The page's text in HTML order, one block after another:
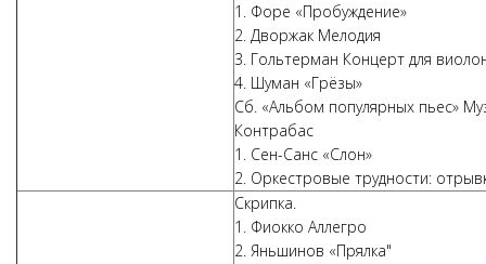
1. Форе «Пробуждение»
2. Дворжак Мелодия
3. Гольтерман Концерт для
4. Шуман «Грёзы»
Сб. «Альбом популярных пьес»
Контрабас
1. Сен-Санс «Слон»
2. Оркестровые трудности:
Скрипка.
1. Фиокко Аллегро
2. Яньшинов «Прялка"